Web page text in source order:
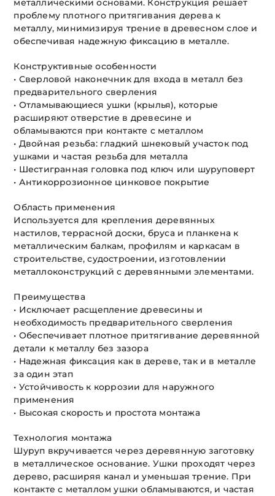
металлическими основами. Конструкция решает
проблему плотного притягивания дерева к
металлу, минимизируя трение в древесном слое и
обеспечивая надежную фиксацию в металле.
Конструктивные особенности
• Сверловой наконечник для входа в металл без
предварительного сверления
• Отламывающиеся ушки (крылья), которые
расширяют отверстие в древесине и
обламываются при контакте с металлом
• Двойная резьба: гладкий шнековый участок под
ушками и частая резьба для металла
• Шестигранная головка под ключ или шуруповерт
• Антикоррозионное цинковое покрытие
Область применения
Используется для крепления деревянных
настилов, террасной доски, бруса и планкена к
металлическим балкам, профилям и каркасам в
строительстве, судостроении, изготовлении
металлоконструкций с деревянными элементами.
Преимущества
• Исключает расщепление древесины и
необходимость предварительного сверления
• Обеспечивает плотное притягивание деревянной
детали к металлу без зазора
• Надежная фиксация как в дереве, так и в металле
за один этап
• Устойчивость к коррозии для наружного
применения
• Высокая скорость и простота монтажа
Технология монтажа
Шуруп вкручивается через деревянную заготовку
в металлическое основание. Ушки проходят через
дерево, расширяя канал и уменьшая трение. При
контакте с металлом ушки обламываются, и частая